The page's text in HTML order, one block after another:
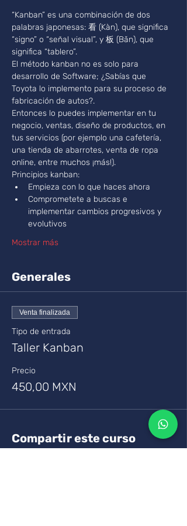
“Kanban” es una combinación de dos
palabras japonesas: 看 (Kàn), que significa
“signo” o “señal visual”, y 板 (Bǎn), que
significa “tablero”.
El método kanban no es solo para
desarrollo de Software; ¿Sabías que
Toyota lo implemento para su proceso de
fabricación de autos?.
Entonces lo puedes implementar en tu
negocio, ventas, diseño de productos, en
tus servicios (por ejemplo una cafetería,
una tienda de abarrotes, venta de ropa
online, entre muchos ¡más!).
Principios kanban:
Empieza con lo que haces ahora
Comprometete a buscas e
implementar cambios progresivos y
evolutivos
Mostrar más
Generales
Venta finalizada
Tipo de entrada
Taller Kanban
Precio
450,00 MXN
Compartir este curso